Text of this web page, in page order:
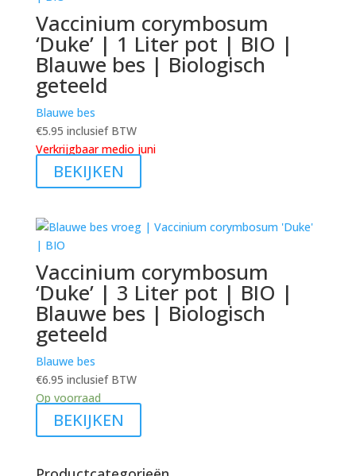
Vaccinium corymbosum
‘Duke’ | 1 Liter pot | BIO |
Blauwe bes | Biologisch
geteeld
Blauwe bes
€5.95 inclusief BTW
Verkrijgbaar medio juni
BEKIJKEN
Vaccinium corymbosum
‘Duke’ | 3 Liter pot | BIO |
Blauwe bes | Biologisch
geteeld
Blauwe bes
€6.95 inclusief BTW
Op voorraad
BEKIJKEN